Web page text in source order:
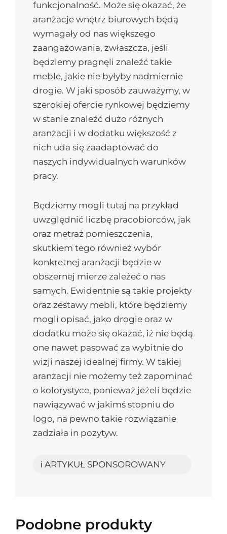
funkcjonalność. Może się okazać, że
aranżacje wnętrz biurowych będą
wymagały od nas większego
zaangażowania, zwłaszcza, jeśli
będziemy pragnęli znaleźć takie
meble, jakie nie byłyby nadmiernie
drogie. W jaki sposób zauważymy, w
szerokiej ofercie rynkowej będziemy
w stanie znaleźć dużo różnych
aranżacji i w dodatku większość z
nich uda się zaadaptować do
naszych indywidualnych warunków
pracy.
Będziemy mogli tutaj na przykład
uwzględnić liczbę pracobiorców, jak
oraz metraż pomieszczenia,
skutkiem tego również wybór
konkretnej aranżacji będzie w
obszernej mierze zależeć o nas
samych. Ewidentnie są takie projekty
oraz zestawy mebli, które będziemy
mogli opisać, jako drogie oraz w
dodatku może się okazać, iż nie będą
one nawet pasować za wybitnie do
wizji naszej idealnej firmy. W takiej
aranżacji nie możemy też zapominać
o kolorystyce, ponieważ jeżeli będzie
nawiązywać w jakimś stopniu do
logo, na pewno takie rozwiązanie
zadziała in pozytyw.
ℹ️ ARTYKUŁ SPONSOROWANY
Podobne produkty